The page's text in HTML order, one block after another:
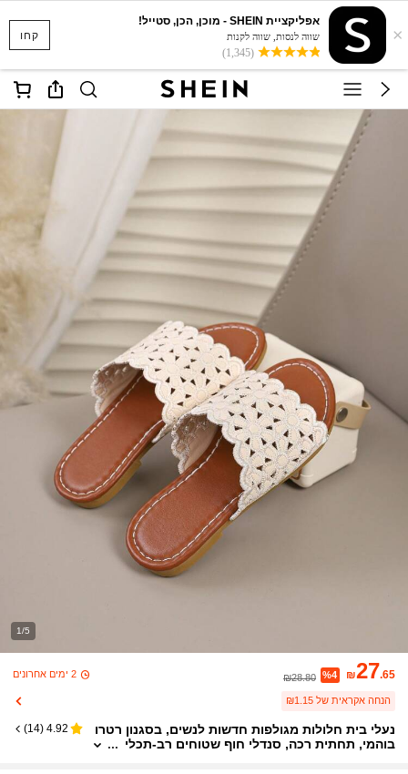
קחו ×
אפליקציית SHEIN - מוכן, הכן, סטייל!
שווה לנסות, שווה לקנות
(1,345)
1/5
₪27.65
%4
₪28.80 2 ימים אחרונים
הנחה אקראית של ₪1.15
נעלי בית חלולות מגולפות חדשות לנשים, בסגנון רטרו
בוהמי, תחתית רכה, סנדלי חוף שטוחים רב-תכלי
4.92
(
14
)